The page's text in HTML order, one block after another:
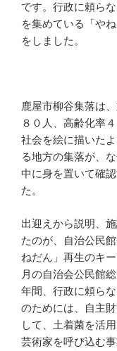
です。行政に頼ら
を集めている「や
をしました。
鹿屋市柳谷集落は
８０人、高齢化率
社会を絵に描いた
る地方の集落が、
中に身を置いて確
た。
出迎えから説明、
たのが、自治公民
ねだん」再生のキ
月の自治会公民館
年間、行政に頼ら
のためには、自主
して、土着菌を活
芸術家を呼び込む